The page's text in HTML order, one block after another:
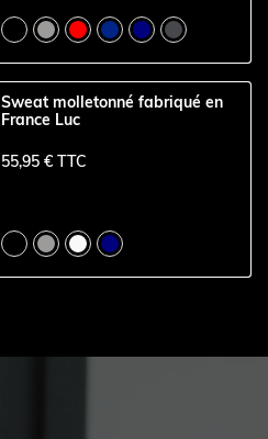
Sweat molletonné fabriqué en
France Luc
55,95 € TTC